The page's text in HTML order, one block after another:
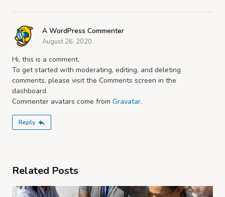
A WordPress Commenter
August 26, 2020
Hi, this is a comment.
To get started with moderating, editing, and deleting
comments, please visit the Comments screen in the
dashboard.
Commenter avatars come from Gravatar.
Reply
Related Posts